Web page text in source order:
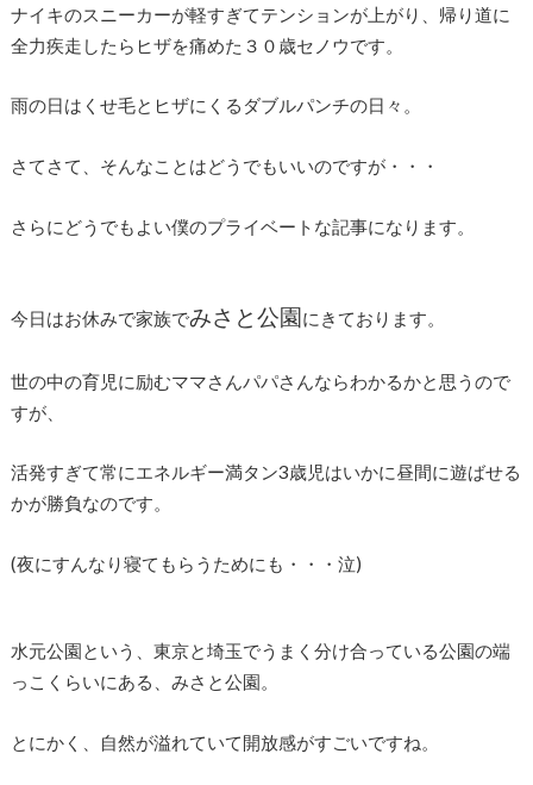
ナイキのスニーカーが軽すぎてテンションが上がり、帰り道に
全力疾走したらヒザを痛めた３０歳セノウです。
雨の日はくせ毛とヒザにくるダブルパンチの日々。
さてさて、そんなことはどうでもいいのですが・・・
さらにどうでもよい僕のプライベートな記事になります。
今日はお休みで家族でみさと公園 にきております。
世の中の育児に励むママさんパパさんならわかるかと思うので
すが、
活発すぎて常にエネルギー満タン3歳児はいかに昼間に遊ばせる
かが勝負なのです。
(夜にすんなり寝てもらうためにも・・・泣)
水元公園という、東京と埼玉でうまく分け合っている公園の端
っこくらいにある、みさと公園。
とにかく、自然が溢れていて開放感がすごいですね。